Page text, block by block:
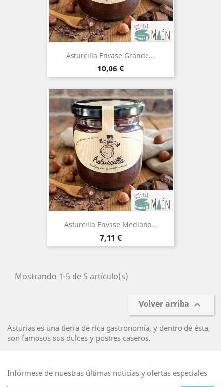
Asturcilla Envase Grande...
Precio
10,06 €
Asturcilla Envase Mediano...
Precio
7,11 €
Mostrando 1-5 de 5 artículo(s)
Volver arriba 
Asturias es una tierra de rica gastronomía, y dentro de ésta,
son famosos sus dulces y postres caseros.
Infórmese de nuestras últimas noticias y ofertas especiales